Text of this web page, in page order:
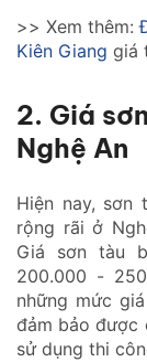
>> Xem thêm:
Kiên Giang giá
2. Giá
Nghệ An
Hiện nay, sơn
rộng rãi ở
Giá sơn tàu
200.000 -
những mức
đảm bảo được
sử dụng thi